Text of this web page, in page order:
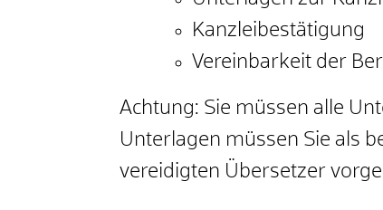
Kanzleibestätigung
Vereinbarkeit der
Achtung: Sie müssen alle
Unterlagen müssen Sie als
vereidigten Übersetzer